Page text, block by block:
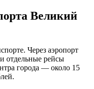
Великий
Через аэропорт
и отдельные рейсы
города — около 15